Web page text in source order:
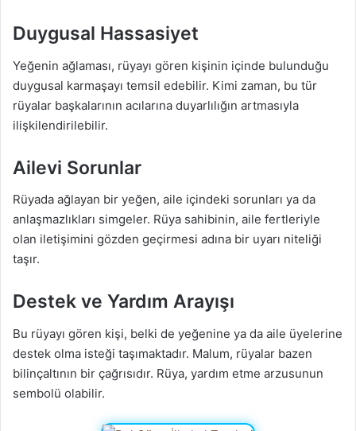
Duygusal Hassasiyet
Yeğenin ağlaması, rüyayı gören kişinin içinde bulunduğu
duygusal karmaşayı temsil edebilir. Kimi zaman, bu tür
rüyalar başkalarının acılarına duyarlılığın artmasıyla
ilişkilendirilebilir.
Ailevi Sorunlar
Rüyada ağlayan bir yeğen, aile içindeki sorunları ya da
anlaşmazlıkları simgeler. Rüya sahibinin, aile fertleriyle
olan iletişimini gözden geçirmesi adına bir uyarı niteliği
taşır.
Destek ve Yardım Arayışı
Bu rüyayı gören kişi, belki de yeğenine ya da aile üyelerine
destek olma isteği taşımaktadır. Malum, rüyalar bazen
bilinçaltının bir çağrısıdır. Rüya, yardım etme arzusunun
sembolü olabilir.